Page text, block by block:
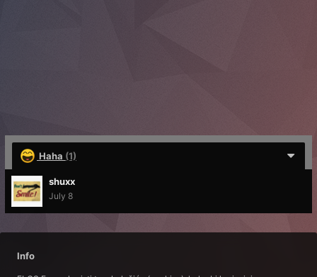
Haha (1)
shuxx
July 8
Info